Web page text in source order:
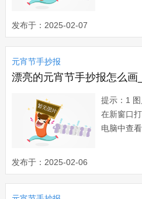
仅为网友
便。如有
迎您向本
发布于：2025-02-07
元宵节手抄报
漂亮的元宵节手抄报怎么画
提示：1
在新窗口
电脑中查
仅为网友
便。如有
迎您向本
发布于：2025-02-06